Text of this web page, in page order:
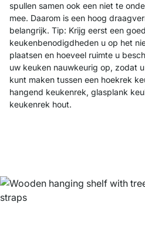
spullen samen ook een niet te
mee. Daarom is een hoog
belangrijk. Tip: Krijg eerst een
keukenbenodigdheden u op het
plaatsen en hoeveel ruimte u
uw keuken nauwkeurig op, zodat
kunt maken tussen een hoekrek
hangend keukenrek, glasplank
keukenrek hout.